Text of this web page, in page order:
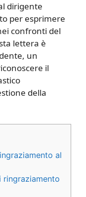
dirigente
per esprimere
confronti del
lettera è
un
il
della
al
ringraziamento